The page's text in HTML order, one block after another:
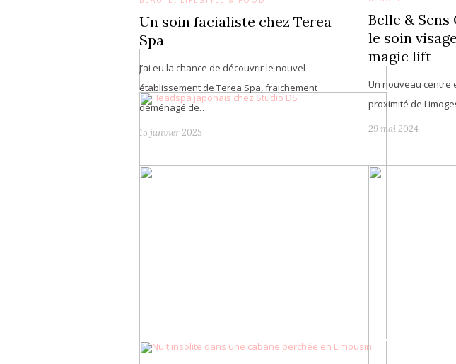
Un soin facialiste chez Terea
Spa
J’ai eu la chance de découvrir le nouvel
établissement de Terea Spa, fraichement
déménagé de…
15 janvier 2025
Belle & Sens
le soin
magic lift
Un nouveau centre
proximité de
29 mai 2024